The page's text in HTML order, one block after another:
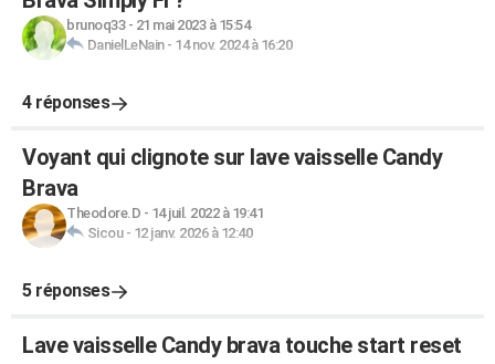
brunoq33- 21 mai 2023 à 15:54
DanielLeNain- 14 nov. 2024 à 16:20
4 réponses
Voyant qui clignote sur lave vaisselle Candy
Brava
Theodore.D - 14 juil. 2022 à 19:41
Sicou- 12 janv. 2026 à 12:40
5 réponses
Lave vaisselle Candy brava touche start reset